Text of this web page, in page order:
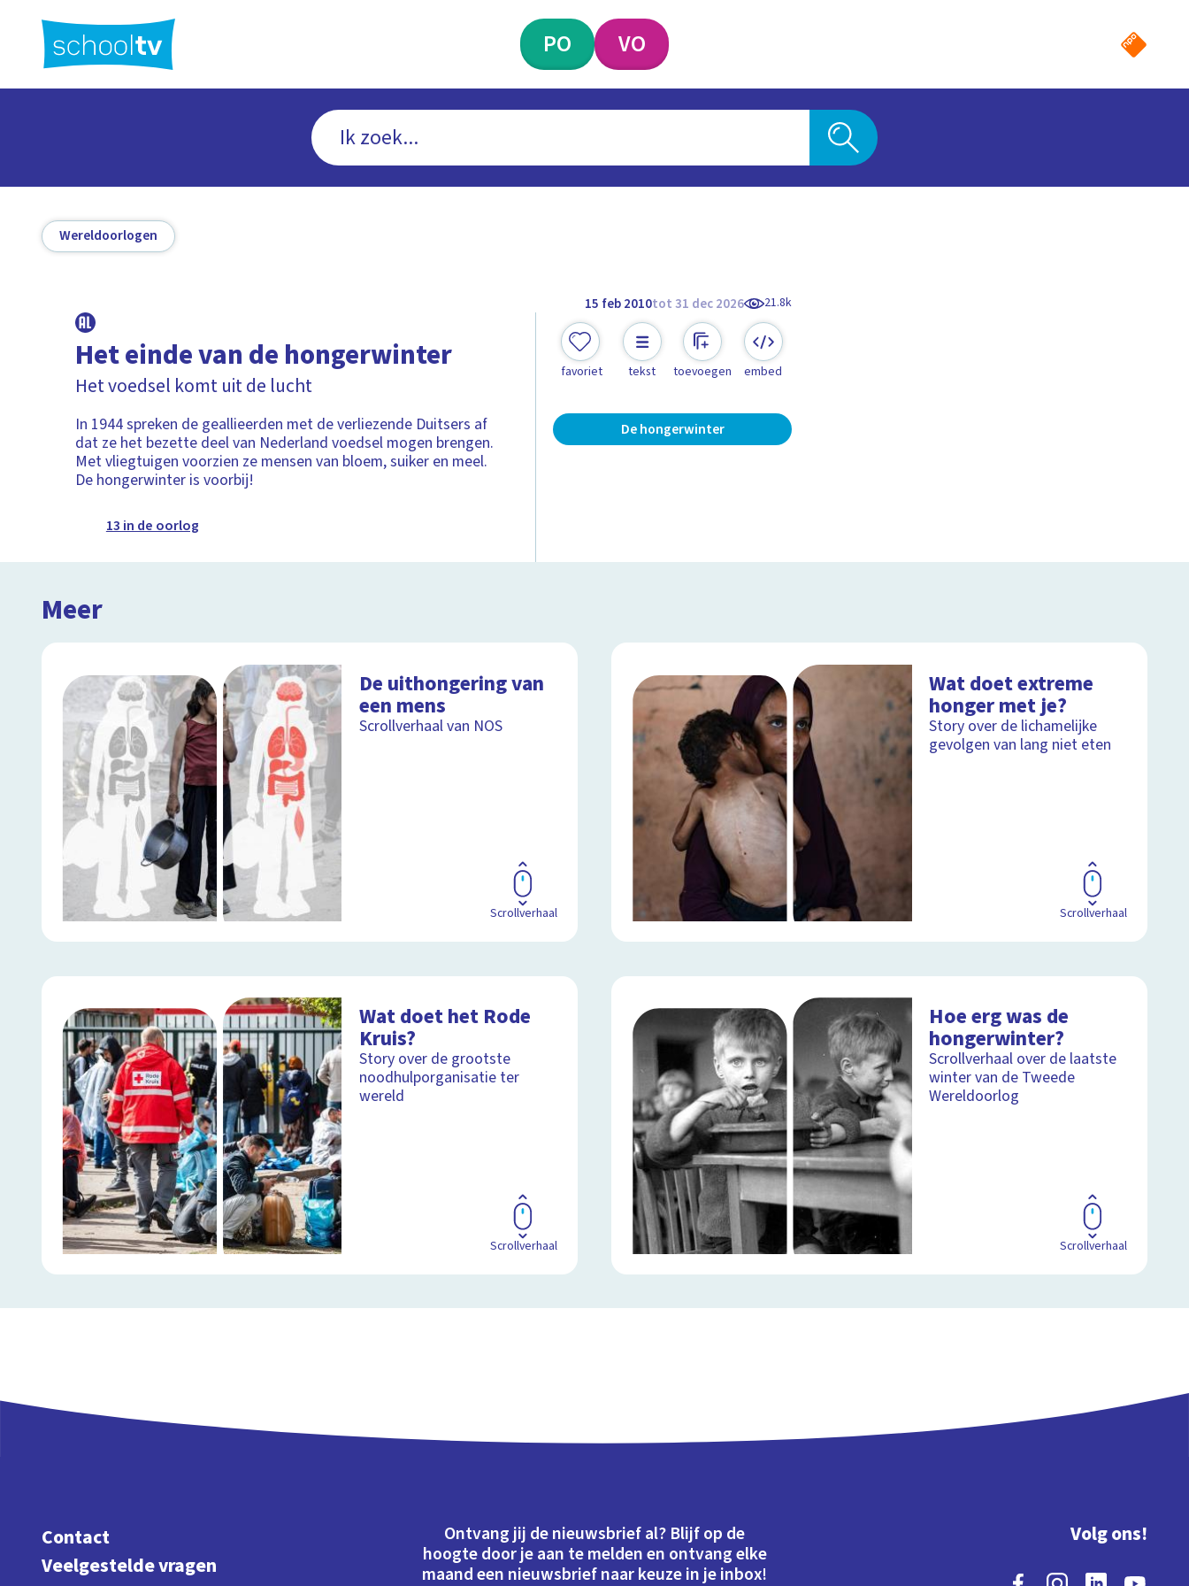
hoofdinhoud
PO VO
Wereldoorlogen
15 feb 2010tot 31 dec 2026 21.8k
Het einde van de hongerwinter
Het voedsel komt uit de lucht
In 1944 spreken de geallieerden met de verliezende Duitsers af
dat ze het bezette deel van Nederland voedsel mogen brengen.
Met vliegtuigen voorzien ze mensen van bloem, suiker en meel.
De hongerwinter is voorbij!
13 in de oorlog
favoriet tekst toevoegen embed
De hongerwinter
Meer
De uithongering van
een mens
Scrollverhaal van NOS
Scrollverhaal
Wat doet extreme
honger met je?
Story over de lichamelijke
gevolgen van lang niet eten
Scrollverhaal
Wat doet het Rode
Kruis?
Story over de grootste
noodhulporganisatie ter
wereld
Scrollverhaal
Hoe erg was de
hongerwinter?
Scrollverhaal over de laatste
winter van de Tweede
Wereldoorlog
Scrollverhaal
Contact
Veelgestelde vragen
Ontvang jij de nieuwsbrief al? Blijf op de
hoogte door je aan te melden en ontvang elke
maand een nieuwsbrief naar keuze in je inbox!
Volg ons!